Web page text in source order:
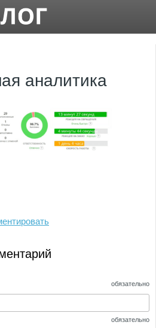
аналитика
обязательно
обязательно